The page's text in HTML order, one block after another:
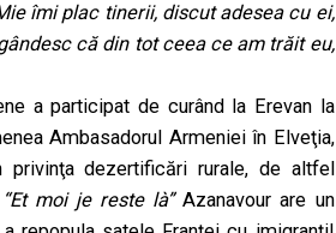
îmi plac tinerii, discut adesea cu ei,
că din tot ceea ce am trăit eu,
a participat de curând la Erevan la
Ambasadorul Armeniei în Elveţia,
dezertificări rurale, de altfel
“Et moi je reste là”Azanavour are un